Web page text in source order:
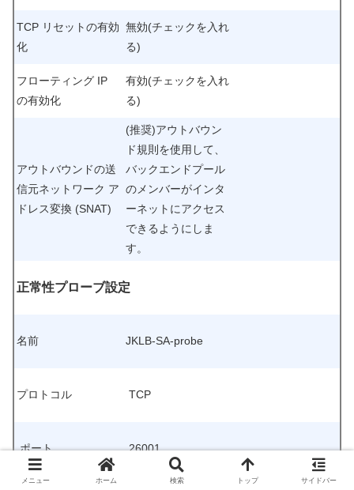
TCP リセットの有効
化
無効(チェックを入れ
る)
フローティング IP
の有効化
有効(チェックを入れ
る)
アウトバウンドの送
信元ネットワーク ア
ドレス変換 (SNAT)
(推奨)アウトバウン
ド規則を使用して、
バックエンドプール
のメンバーがインタ
ーネットにアクセス
できるようにしま
す。
正常性プローブ設定
名前 JKLB-SA-probe
プロトコル TCP
ポート 26001
メニュー ホーム 検索 トップ サイドバー